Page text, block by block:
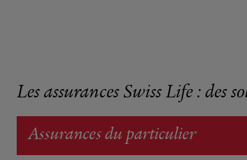
Les assurances Swiss Life : des
Assurances du particulier